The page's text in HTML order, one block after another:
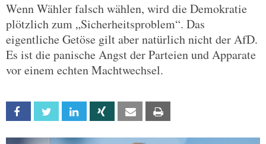
Wenn Wähler falsch wählen, wird die Demokratie
plötzlich zum „Sicherheitsproblem“. Das
eigentliche Getöse gilt aber natürlich nicht der AfD.
Es ist die panische Angst der Parteien und Apparate
vor einem echten Machtwechsel.
Facebook Twitter Linkedin Xing Email